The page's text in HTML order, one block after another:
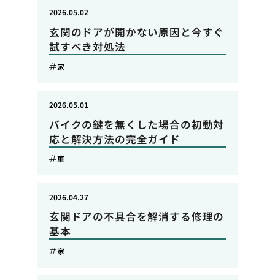
玄関のドアが開かない原因と今すぐ
試すべき対処法
2026.05.02
家
バイクの鍵を無くした場合の初動対
応と解決方法の完全ガイド
2026.05.01
車
玄関ドアの不具合を解消する修理の
基本
2026.04.27
家